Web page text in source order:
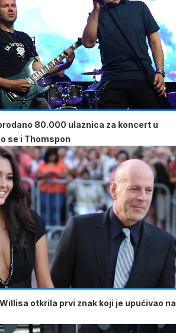
80.000 ulaznica za koncert u
se i Thomspon
otkrila prvi znak koji je upućivao na